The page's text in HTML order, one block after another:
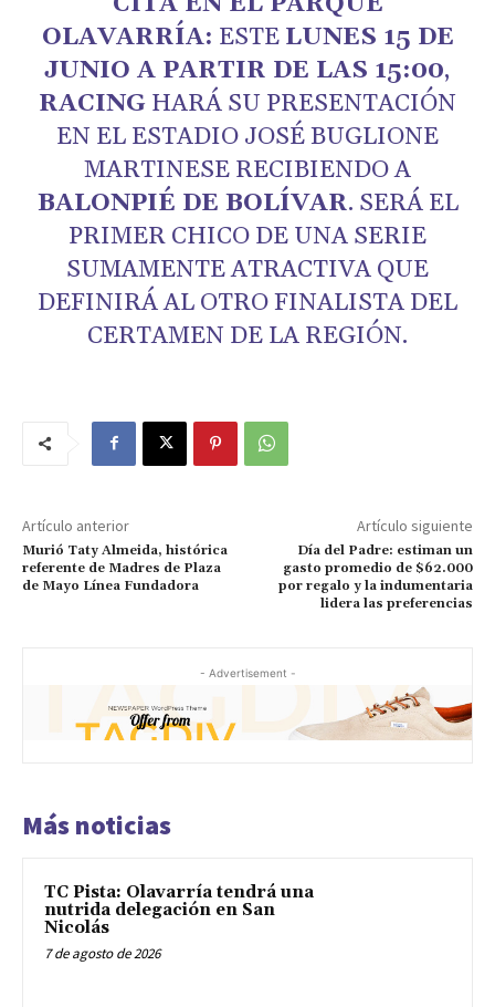
OLAVARRÍA: ESTE LUNES 15 DE
JUNIO A PARTIR DE LAS 15:00,
RACING HARÁ SU PRESENTACIÓN
EN EL ESTADIO JOSÉ BUGLIONE
MARTINESE RECIBIENDO A
BALONPIÉ DE BOLÍVAR. SERÁ EL
PRIMER CHICO DE UNA SERIE
SUMAMENTE ATRACTIVA QUE
DEFINIRÁ AL OTRO FINALISTA DEL
CERTAMEN DE LA REGIÓN.
Artículo anterior
Murió Taty Almeida, histórica
referente de Madres de Plaza
de Mayo Línea Fundadora
Artículo siguiente
Día del Padre: estiman un
gasto promedio de $62.000
por regalo y la indumentaria
lidera las preferencias
- Advertisement -
Más noticias
TC Pista: Olavarría tendrá una
nutrida delegación en San
Nicolás
7 de agosto de 2026